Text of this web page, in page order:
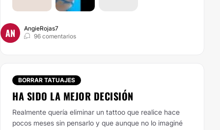
AN
AngieRojas7
96 comentarios
BORRAR TATUAJES
HA SIDO LA MEJOR DECISIÓN
Realmente quería eliminar un tattoo que realice hace
pocos meses sin pensarlo y que aunque no lo imaginé